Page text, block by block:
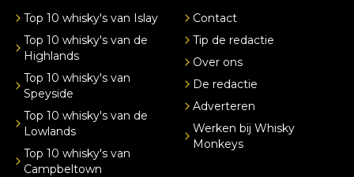
Top 10 whisky's van Islay
Top 10 whisky's van de
Highlands
Top 10 whisky's van
Speyside
Top 10 whisky's van de
Lowlands
Top 10 whisky's van
Campbeltown
Contact
Tip de redactie
Over ons
De redactie
Adverteren
Werken bij Whisky
Monkeys